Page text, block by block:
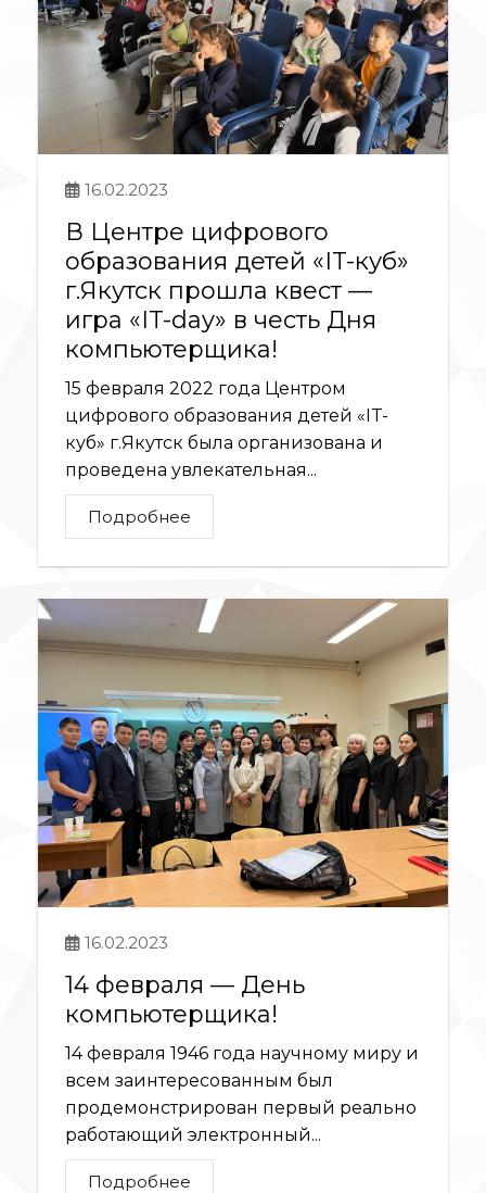
16.02.2023
В Центре цифрового
образования детей «IT-куб»
г.Якутск прошла квест —
игра «IT-day» в честь Дня
компьютерщика!
15 февраля 2022 года Центром
цифрового образования детей «IT-
куб» г.Якутск была организована и
проведена увлекательная...
Подробнее
16.02.2023
14 февраля — День
компьютерщика!
14 февраля 1946 года научному миру и
всем заинтересованным был
продемонстрирован первый реально
работающий электронный...
Подробнее